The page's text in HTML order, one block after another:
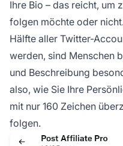
Ihre Bio – das reicht, um
folgen möchte oder
Hälfte aller Twitter-
werden, sind Menschen
und Beschreibung
also, wie Sie Ihre
mit nur 160 Zeichen
folgen.